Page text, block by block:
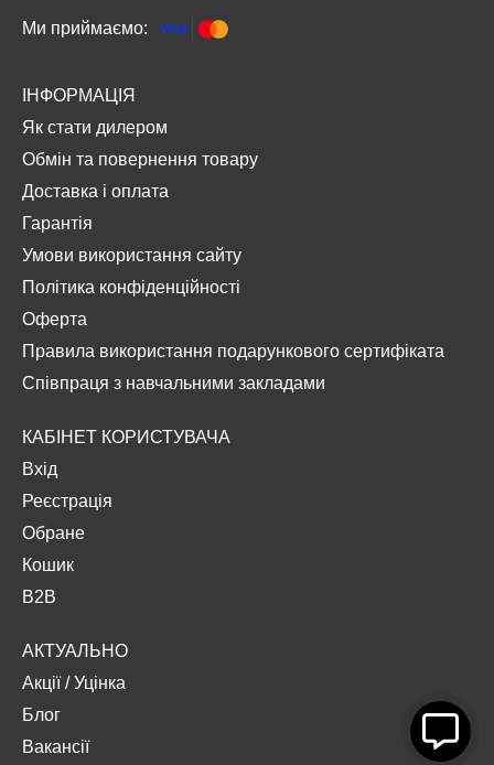
Ми приймаємо:
ІНФОРМАЦІЯ
Як стати дилером
Обмін та повернення товару
Доставка і оплата
Гарантія
Умови використання сайту
Політика конфіденційності
Оферта
Правила використання подарункового сертифіката
Співпраця з навчальними закладами
КАБІНЕТ КОРИСТУВАЧА
Вхід
Реєстрація
Обране
Кошик
B2B
АКТУАЛЬНО
Акції/Уцінка
Блог
Вакансії